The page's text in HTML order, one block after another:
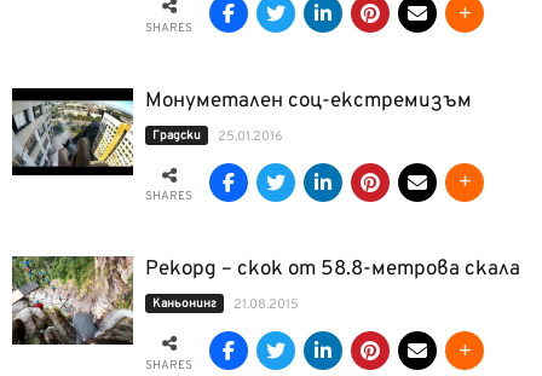
SHARES
Монуметален соц-екстремизъм
Градски 25.01.2016
SHARES
Рекорд – скок от 58.8-метрова скала
Kаньонинг 21.08.2015
SHARES